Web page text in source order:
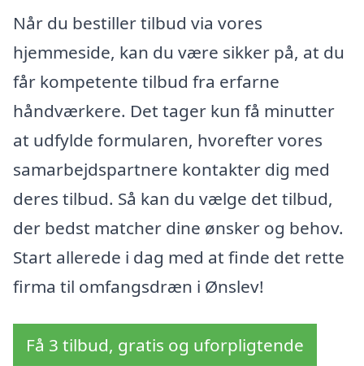
Når du bestiller tilbud via vores
hjemmeside, kan du være sikker på, at du
får kompetente tilbud fra erfarne
håndværkere. Det tager kun få minutter
at udfylde formularen, hvorefter vores
samarbejdspartnere kontakter dig med
deres tilbud. Så kan du vælge det tilbud,
der bedst matcher dine ønsker og behov.
Start allerede i dag med at finde det rette
firma til omfangsdræn i Ønslev!
Få 3 tilbud, gratis og uforpligtende